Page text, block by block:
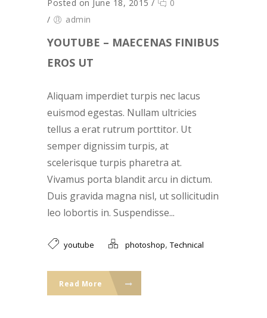
Posted on June 18, 2015 /
0
/
admin
YOUTUBE – MAECENAS FINIBUS
EROS UT
Aliquam imperdiet turpis nec lacus
euismod egestas. Nullam ultricies
tellus a erat rutrum porttitor. Ut
semper dignissim turpis, at
scelerisque turpis pharetra at.
Vivamus porta blandit arcu in dictum.
Duis gravida magna nisl, ut sollicitudin
leo lobortis in. Suspendisse...
youtube photoshop, Technical
Read More